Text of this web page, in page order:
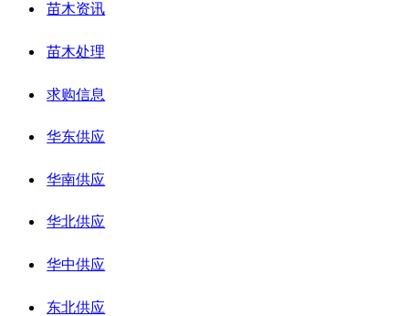
苗木资讯
苗木处理
求购信息
华东供应
华南供应
华北供应
华中供应
东北供应